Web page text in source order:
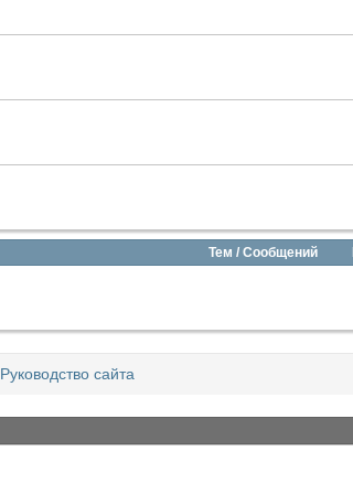
Тем / Сообщений
Руководство сайта